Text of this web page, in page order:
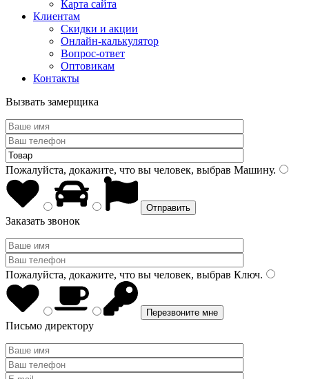
Карта сайта
Клиентам
Скидки и акции
Онлайн-калькулятор
Вопрос-ответ
Оптовикам
Контакты
Вызвать замерщика
Пожалуйста, докажите, что вы человек, выбрав Машину.
Заказать звонок
Пожалуйста, докажите, что вы человек, выбрав Ключ.
Письмо директору